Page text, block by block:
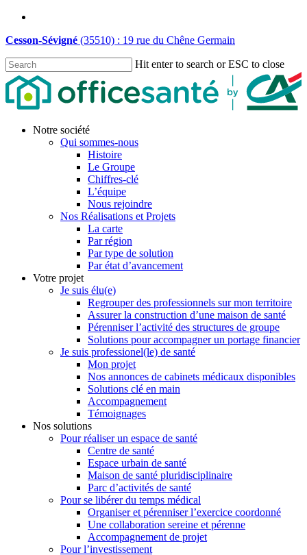
Skip
main
Cesson-Sévigné (35510) : 19 rue du Chêne Germain
Hit enter to search or ESC to close
Close
Search
Menu
Notre société
Qui sommes-nous
Histoire
Le Groupe
Chiffres-clé
L’équipe
Nous rejoindre
Nos Réalisations et Projets
La carte
Par région
Par type de solution
Par état d’avancement
Votre projet
Je suis élu(e)
Regrouper des professionnels sur mon territoire
Assurer la construction d’une maison de santé
Pérenniser l’activité des structures de groupe
Solutions pour accompagner un portage financier
Je suis professionel(le) de santé
Mon projet
Nos annonces de cabinets médicaux disponibles
Solutions clé en main
Accompagnement
Témoignages
Nos solutions
Pour réaliser un espace de santé
Centre de santé
Espace urbain de santé
Maison de santé pluridisciplinaire
Parc d’activités de santé
Pour se libérer du temps médical
Organiser et pérenniser l’exercice coordonné
Une collaboration sereine et pérenne
Accompagnement de projet
Pour l’investissement